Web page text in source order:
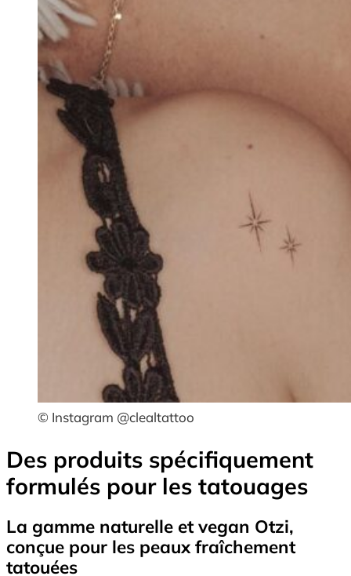
© Instagram @clealtattoo
Des produits spécifiquement
formulés pour les tatouages
La gamme naturelle et vegan Otzi,
conçue pour les peaux fraîchement
tatouées